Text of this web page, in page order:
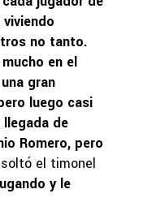
no tanto.
en el
gran
luego casi
de
Romero, pero
soltó el timonel
y le